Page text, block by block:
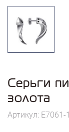
Серьги
золота
Артикул: